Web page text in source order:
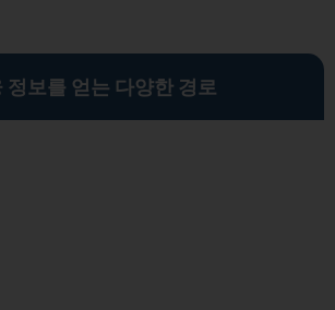
정보를 얻는 다양한 경로